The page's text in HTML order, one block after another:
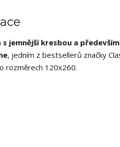
s jemnější kresbou a
, jedním z bestsellerů značky
rozměrech 120x260.